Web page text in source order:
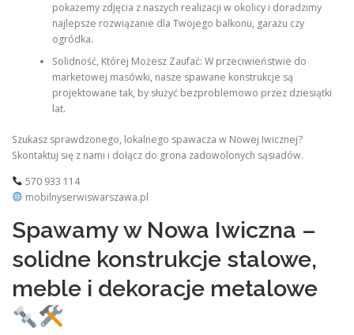
pokażemy zdjęcia z naszych realizacji w okolicy i doradzimy
najlepsze rozwiązanie dla Twojego balkonu, garażu czy
ogródka.
Solidność, Której Możesz Zaufać: W przeciwieństwie do
marketowej masówki, nasze spawane konstrukcje są
projektowane tak, by służyć bezproblemowo przez dziesiątki
lat.
Szukasz sprawdzonego, lokalnego spawacza w Nowej Iwicznej?
Skontaktuj się z nami i dołącz do grona zadowolonych sąsiadów.
570 933 114
mobilnyserwiswarszawa.pl
Spawamy w Nowa Iwiczna –
solidne konstrukcje stalowe,
meble i dekoracje metalowe